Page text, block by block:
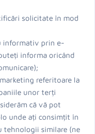
solicitate în mod
informativ prin e-
informa oricând
referitoare la
unor terți
că vă pot
unde ați consimțit în
tehnologii similare (ne